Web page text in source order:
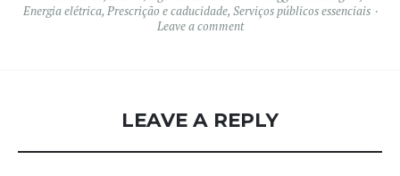
Energia elétrica, Prescrição e caducidade, Serviços públicos essenciais
Leave a comment
LEAVE A REPLY